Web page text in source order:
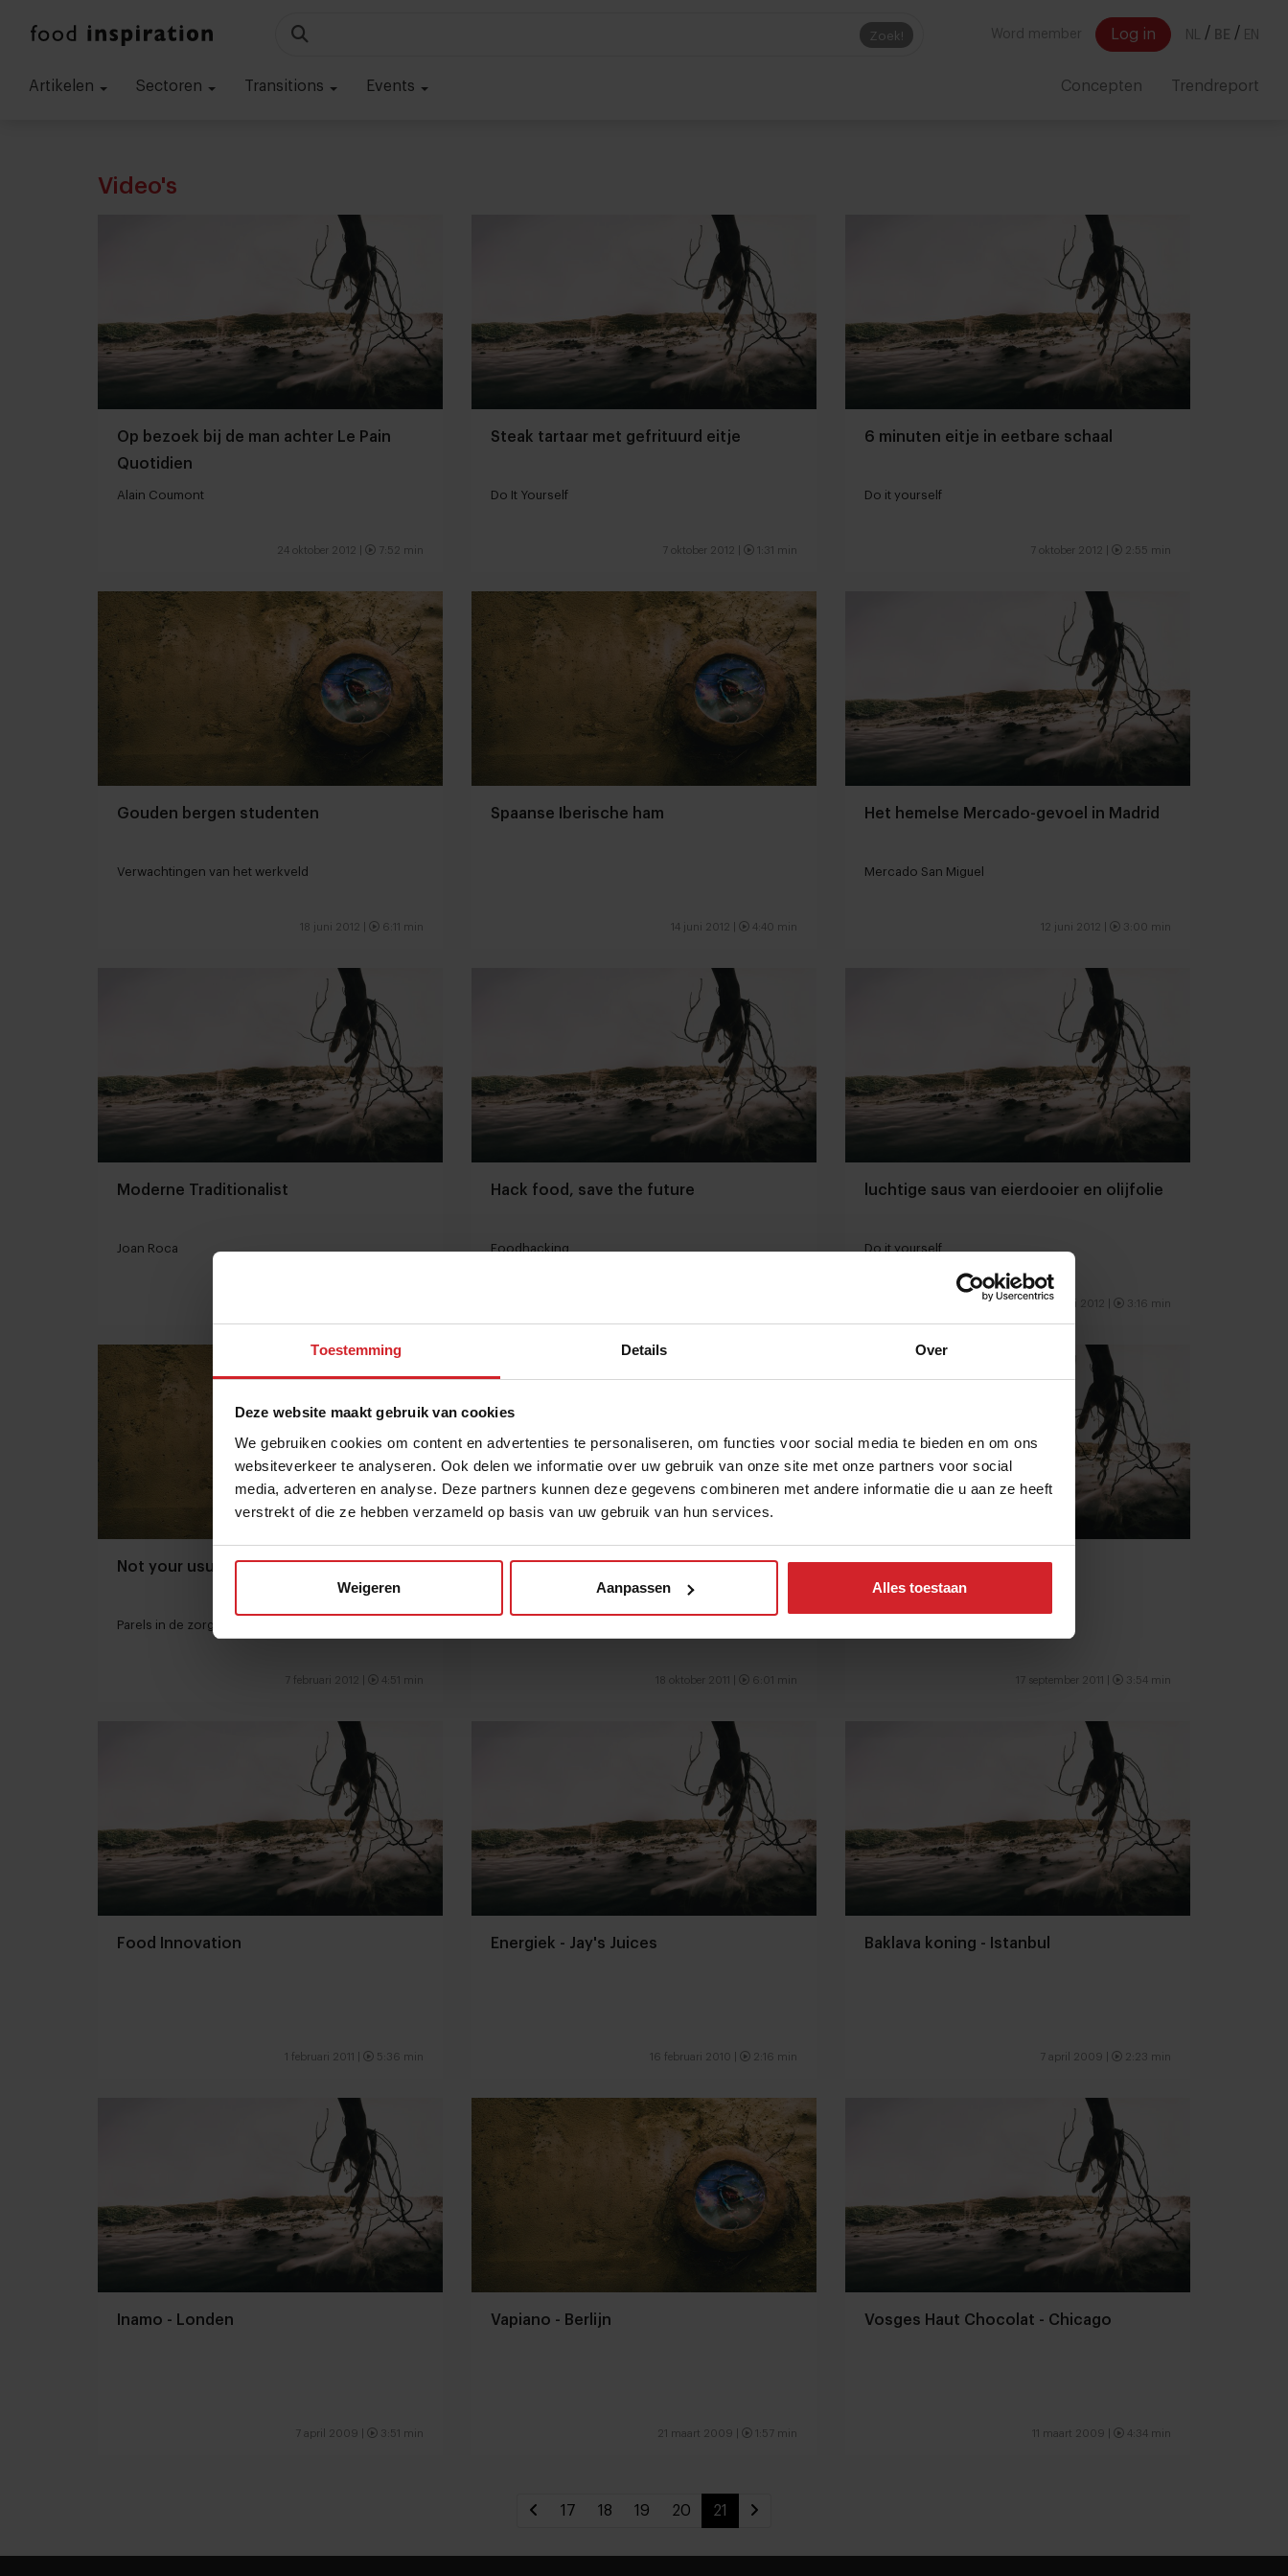
Toestemming Details Over
Deze website maakt gebruik van cookies
We gebruiken cookies om content en advertenties te personaliseren, om functies voor social media te bieden en om ons
websiteverkeer te analyseren. Ook delen we informatie over uw gebruik van onze site met onze partners voor social
media, adverteren en analyse. Deze partners kunnen deze gegevens combineren met andere informatie die u aan ze heeft
verstrekt of die ze hebben verzameld op basis van uw gebruik van hun services.
Weigeren Aanpassen Alles toestaan
Zoek! Word member Log in NL / BE / EN
Artikelen Sectoren Transitions Events Concepten Trendreport
Video's
Op bezoek bij de man achter Le Pain
Quotidien
Alain Coumont
24 oktober 2012 | 7:52 min
Steak tartaar met gefrituurd eitje
Do It Yourself
7 oktober 2012 | 1:31 min
6 minuten eitje in eetbare schaal
Do it yourself
7 oktober 2012 | 2:55 min
Gouden bergen studenten
Verwachtingen van het werkveld
18 juni 2012 | 6:11 min
Spaanse Iberische ham
14 juni 2012 | 4:40 min
Het hemelse Mercado-gevoel in Madrid
Mercado San Miguel
12 juni 2012 | 3:00 min
Moderne Traditionalist
Joan Roca
Hack food, save the future
Foodhacking
luchtige saus van eierdooier en olijfolie
Do it yourself
16 mei 2012 | 3:16 min
Not your usual hospital
Parels in de zorg
7 februari 2012 | 4:51 min
World Chocolate masters
18 oktober 2011 | 6:01 min
High in Hong Kong
17 september 2011 | 3:54 min
Food Innovation
1 februari 2011 | 5:36 min
Energiek - Jay's Juices
16 februari 2010 | 2:16 min
Baklava koning - Istanbul
7 april 2009 | 2:23 min
Inamo - Londen
7 april 2009 | 3:51 min
Vapiano - Berlijn
21 maart 2009 | 1:57 min
Vosges Haut Chocolat - Chicago
11 maart 2009 | 4:34 min
17 18 19 20 21